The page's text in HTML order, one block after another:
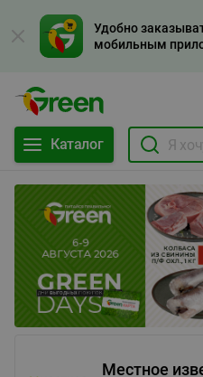
Удобно
мобильным
Каталог
Местное